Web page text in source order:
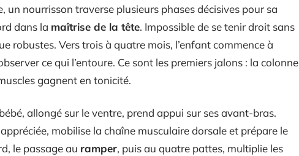
un nourrisson traverse plusieurs phases décisives pour sa
dans la maîtrise de la tête. Impossible de se tenir droit sans
robustes. Vers trois à quatre mois, l’enfant commence à
ce qui l’entoure. Ce sont les premiers jalons : la colonne
gagnent en tonicité.
allongé sur le ventre, prend appui sur ses avant-bras.
mobilise la chaîne musculaire dorsale et prépare le
le passage au ramper, puis au quatre pattes, multiplie les